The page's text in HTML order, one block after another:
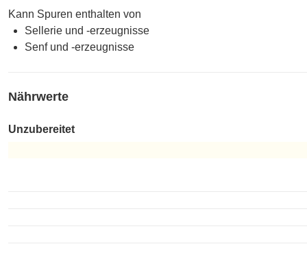
Kann Spuren enthalten von
Sellerie und -erzeugnisse
Senf und -erzeugnisse
Nährwerte
Unzubereitet